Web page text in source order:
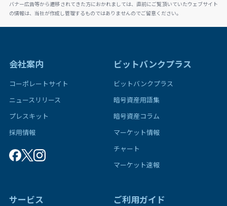
バナー広告等から遷移されてきた方におかれましては、直前にご覧頂いていたウェブサイト
の情報は、当社が作成し管理するものではありませんのでご留意ください。
会社案内
コーポレートサイト
ニュースリリース
プレスキット
採用情報
ビットバンクプラス
ビットバンクプラス
暗号資産用語集
暗号資産コラム
マーケット情報
チャート
マーケット速報
サービス ご利用ガイド